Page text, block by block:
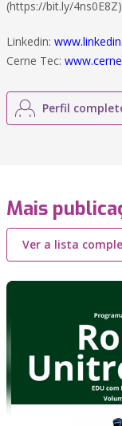
(https://bit.ly/
Linkedin:
Cerne Tec:
Perfil
Mais
Ver a lista